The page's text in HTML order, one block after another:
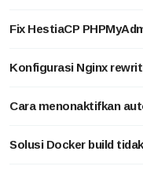
Fix HestiaCP
Konfigurasi Nginx
Cara menonaktifkan
Solusi Docker build